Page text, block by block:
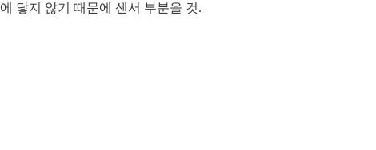
닿지 않기 때문에 센서 부분을 컷.